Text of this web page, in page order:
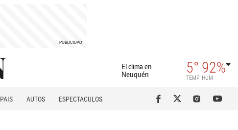
El clima en
Neuquén
5°
TEMP
92%
HUM
PAÍS AUTOS
ESPECTÁCULOS